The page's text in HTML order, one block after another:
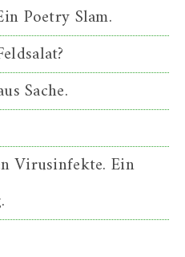
Poetry Slam.
Sache.
Virusinfekte. Ein